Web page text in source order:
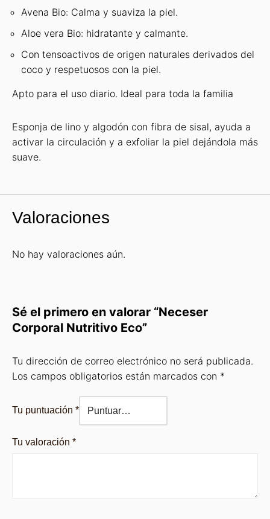
Avena Bio: Calma y suaviza la piel.
Aloe vera Bio: hidratante y calmante.
Con tensoactivos de origen naturales derivados del
coco y respetuosos con la piel.
Apto para el uso diario. Ideal para toda la familia
Esponja de lino y algodón con fibra de sisal, ayuda a
activar la circulación y a exfoliar la piel dejándola más
suave.
Valoraciones
No hay valoraciones aún.
Sé el primero en valorar “Neceser
Corporal Nutritivo Eco”
Tu dirección de correo electrónico no será publicada.
Los campos obligatorios están marcados con *
Tu puntuación *
Tu valoración *